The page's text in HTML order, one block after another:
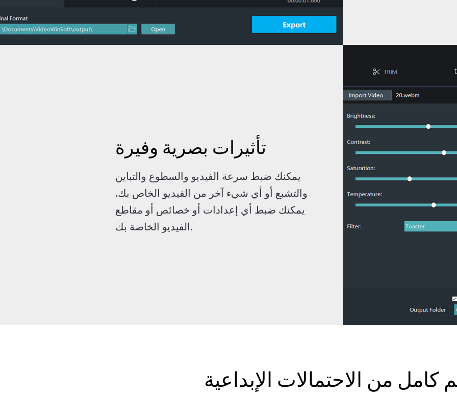
تأثيرات بصرية وفيرة
يمكنك ضبط سرعة الفيديو والسطوع والتباين
والتشبع أو أي شيء آخر من الفيديو الخاص بك.
يمكنك ضبط أي إعدادات أو خصائص أو مقاطع
الفيديو الخاصة بك.
كامل من الاحتمالات الإبداعية